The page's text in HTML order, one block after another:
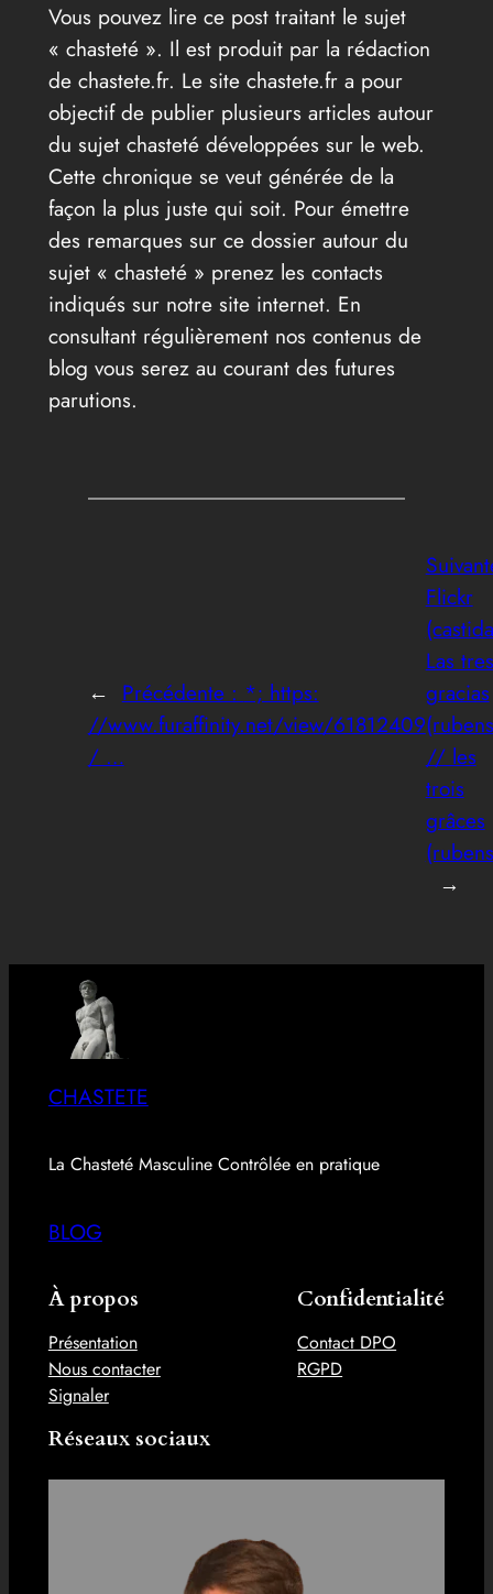
Vous pouvez lire ce post traitant le sujet
« chasteté ». Il est produit par la rédaction
de chastete.fr. Le site chastete.fr a pour
objectif de publier plusieurs articles autour
du sujet chasteté développées sur le web.
Cette chronique se veut générée de la
façon la plus juste qui soit. Pour émettre
des remarques sur ce dossier autour du
sujet « chasteté » prenez les contacts
indiqués sur notre site internet. En
consultant régulièrement nos contenus de
blog vous serez au courant des futures
parutions.
← Précédente : *; https:
//www.furaffinity.net/view/61812409
/ …
Flickr
Las tres
gracias
// les
trois
grâces
→
CHASTETE
La Chasteté Masculine Contrôlée en pratique
BLOG
À propos
Présentation
Nous contacter
Signaler
Confidentialité
Contact DPO
RGPD
Réseaux sociaux